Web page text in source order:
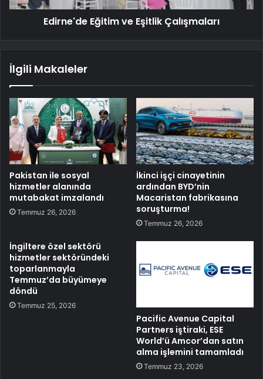
Edirne'de Eğitim ve Eşitlik Çalışmaları
İlgili Makaleler
Pakistan ile sosyal
hizmetler alanında
mutabakat imzalandı
Temmuz 26, 2026
İkinci işçi cinayetinin
ardından BYD’nin
Macaristan fabrikasına
soruşturma!
Temmuz 26, 2026
İngiltere özel sektörü
hizmetler sektöründeki
toparlanmayla
Temmuz’da büyümeye
döndü
Temmuz 25, 2026
Pacific Avenue Capital
Partners iştiraki, ESE
World’ü Amcor’dan satın
alma işlemini tamamladı
Temmuz 23, 2026